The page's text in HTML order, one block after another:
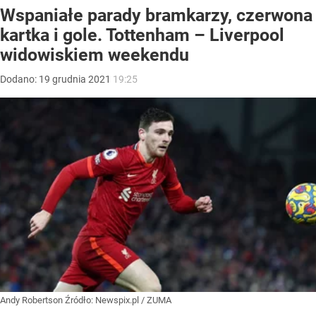
Wspaniałe parady bramkarzy, czerwona
kartka i gole. Tottenham – Liverpool
widowiskiem weekendu
Dodano: 19 grudnia 2021 19:25
Andy Robertson Źródło: Newspix.pl / ZUMA